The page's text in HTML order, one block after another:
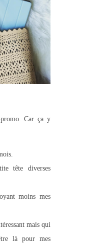
Car ça y
tête diverses
moins mes
mais qui
là pour mes